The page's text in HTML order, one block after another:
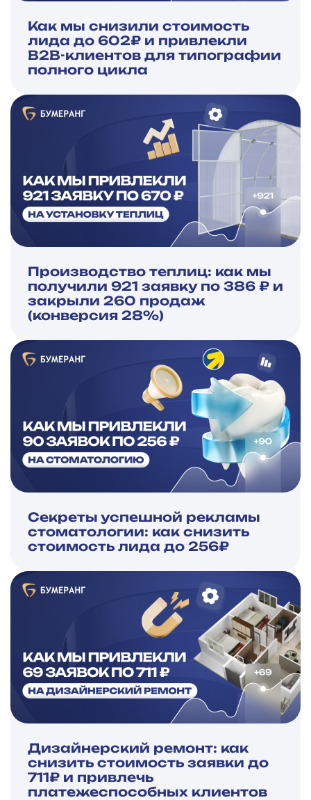
Как мы снизили стоимость
лида до 602₽ и привлекли
B2B-клиентов для типографии
полного цикла
Производство теплиц: как мы
получили 921 заявку по 386 ₽ и
закрыли 260 продаж
(конверсия 28%)
Секреты успешной рекламы
стоматологии: как снизить
стоимость лида до 256₽
Дизайнерский ремонт: как
снизить стоимость заявки до
711₽ и привлечь
платежеспособных клиентов